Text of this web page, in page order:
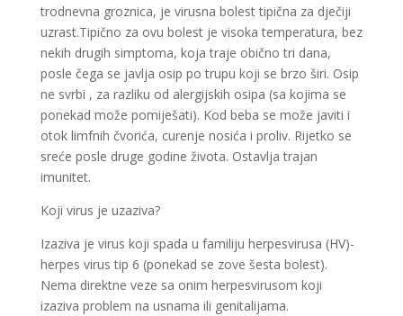
trodnevna groznica, je virusna bolest tipična za dječiji
uzrast.Tipično za ovu bolest je visoka temperatura, bez
nekih drugih simptoma, koja traje obično tri dana,
posle čega se javlja osip po trupu koji se brzo širi. Osip
ne svrbi , za razliku od alergijskih osipa (sa kojima se
ponekad može pomiješati). Kod beba se može javiti i
otok limfnih čvorića, curenje nosića i proliv. Rijetko se
sreće posle druge godine života. Ostavlja trajan
imunitet.
Koji virus je uzaziva?
Izaziva je virus koji spada u familiju herpesvirusa (HV)-
herpes virus tip 6 (ponekad se zove šesta bolest).
Nema direktne veze sa onim herpesvirusom koji
izaziva problem na usnama ili genitalijama.